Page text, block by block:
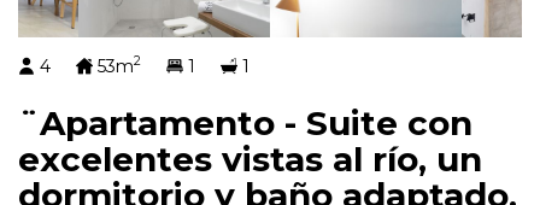
4 53m2 1 1
¨Apartamento - Suite con
excelentes vistas al río, un
dormitorio y baño adaptado.